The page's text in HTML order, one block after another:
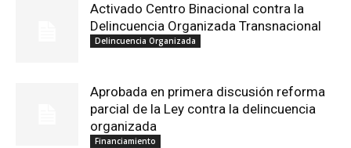
Activado Centro Binacional contra la
Delincuencia Organizada Transnacional
Delincuencia Organizada
Aprobada en primera discusión reforma
parcial de la Ley contra la delincuencia
organizada
Financiamiento